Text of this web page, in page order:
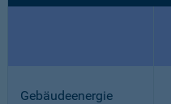
Gebäudeenergie